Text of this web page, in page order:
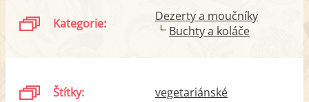
Kategorie:
Dezerty a moučníky
Buchty a koláče
Štítky: vegetariánské